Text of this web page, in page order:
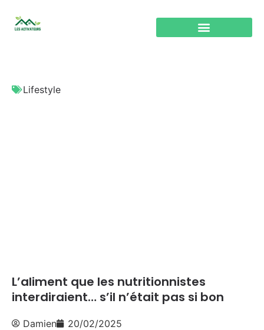
Lifestyle
L’aliment que les nutritionnistes
interdiraient… s’il n’était pas si bon
Damien 20/02/2025